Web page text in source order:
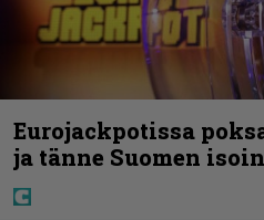
Eurojackpotissa
ja tänne Suomen